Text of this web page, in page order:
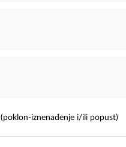
(poklon-iznenađenje i/ili popust)